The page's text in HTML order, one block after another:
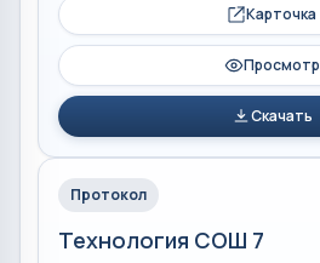
Карточка
Просмотр
Скачать
Протокол
Технология СОШ 7